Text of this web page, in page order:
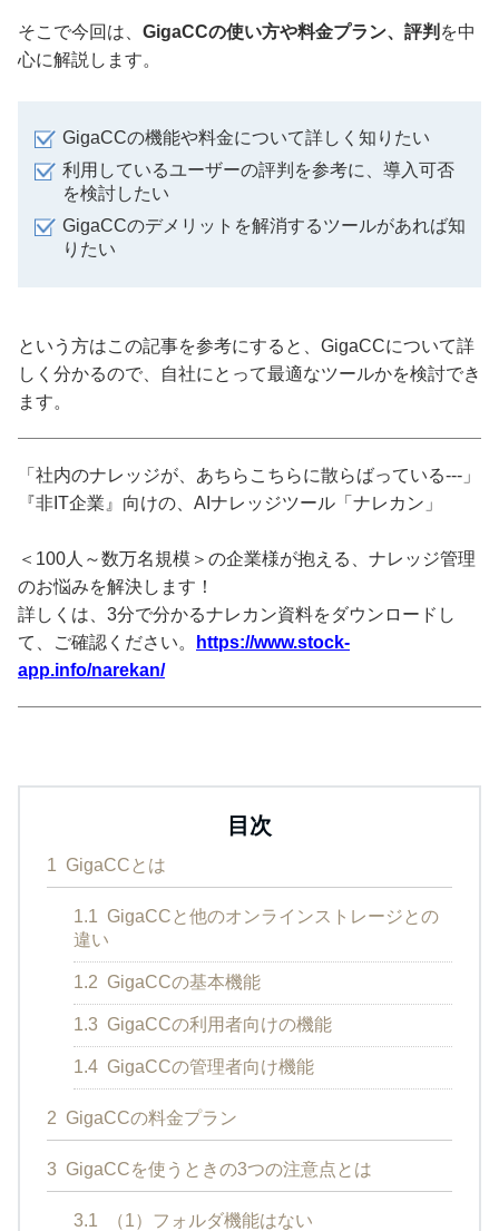
そこで今回は、 GigaCCの使い方や料金プラン、評判 を中
心に解説します。
GigaCCの機能や料金について詳しく知りたい
利用しているユーザーの評判を参考に、導入可否
を検討したい
GigaCCのデメリットを解消するツールがあれば知
りたい
という方はこの記事を参考にすると、GigaCCについて詳
しく分かるので、自社にとって最適なツールかを検討でき
ます。
「社内のナレッジが、あちらこちらに散らばっている---」
『非IT企業』向けの、AIナレッジツール「ナレカン」
＜100人～数万名規模＞の企業様が抱える、ナレッジ管理
のお悩みを解決します！
詳しくは、3分で分かるナレカン資料をダウンロードし
て、ご確認ください。
https://www.stock-
app.info/narekan/
目次
1 GigaCCとは
1.1 GigaCCと他のオンラインストレージとの
違い
1.2 GigaCCの基本機能
1.3 GigaCCの利用者向けの機能
1.4 GigaCCの管理者向け機能
2 GigaCCの料金プラン
3 GigaCCを使うときの3つの注意点とは
3.1 （1）フォルダ機能はない